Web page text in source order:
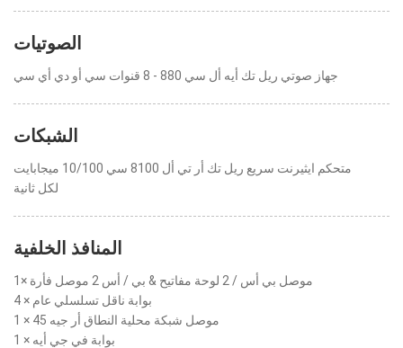
الصوتيات
جهاز صوتي ريل تك أيه أل سي 880 - 8 قنوات سي أو دي أي سي
الشبكات
متحكم ايثيرنت سريع ريل تك أر تي أل 8100 سي 10/100 ميجابايت
لكل ثانية
المنافذ الخلفية
1× موصل بي أس / 2 لوحة مفاتيح & بي / أس 2 موصل فأرة
4 × بوابة ناقل تسلسلي عام
1 × موصل شبكة محلية النطاق أر جيه 45
1 × بوابة في جي أيه